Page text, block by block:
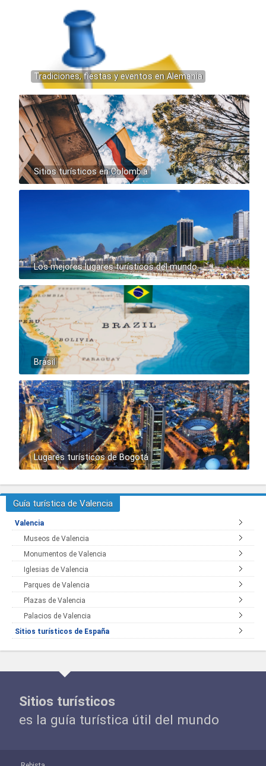
Tradiciones, fiestas y eventos en Alemania
Sitios turísticos en Colombia
Los mejores lugares turísticos del mundo
Brasil
Lugares turísticos de Bogotá
Guía turística de Valencia
Valencia
Museos de Valencia
Monumentos de Valencia
Iglesias de Valencia
Parques de Valencia
Plazas de Valencia
Palacios de Valencia
Sitios turísticos de España
Sitios turísticos
es la guía turística útil del mundo